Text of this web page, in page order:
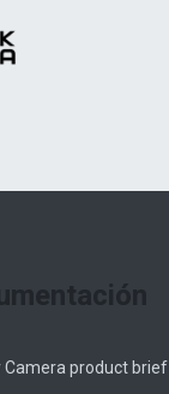
Camera product brief